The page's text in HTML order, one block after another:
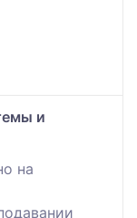
и
на